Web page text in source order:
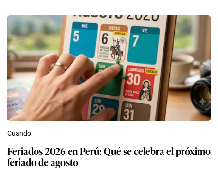
Cuándo
Feriados 2026 en Perú: Qué se celebra el próximo
feriado de agosto